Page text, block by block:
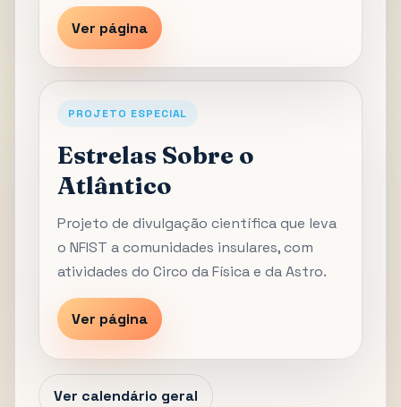
Ver página
PROJETO ESPECIAL
Estrelas Sobre o
Atlântico
Projeto de divulgação científica que leva
o NFIST a comunidades insulares, com
atividades do Circo da Física e da Astro.
Ver página
Ver calendário geral